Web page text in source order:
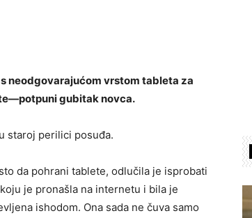
neodgovarajućom vrstom tableta za
gubitak novca.
staroj perilici posuđa.
da pohrani tablete, odlučila je isprobati
je pronašla na internetu i bila je
ishodom. Ona sada ne čuva samo